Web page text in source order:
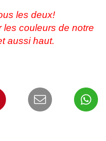
les deux!
les couleurs de notre
aussi haut.